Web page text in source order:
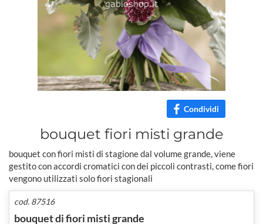
Condividi
bouquet fiori misti grande
bouquet con fiori misti di stagione dal volume grande, viene
gestito con accordi cromatici con dei piccoli contrasti, come fiori
vengono utilizzati solo fiori stagionali
cod. 87516
bouquet di fiori misti grande